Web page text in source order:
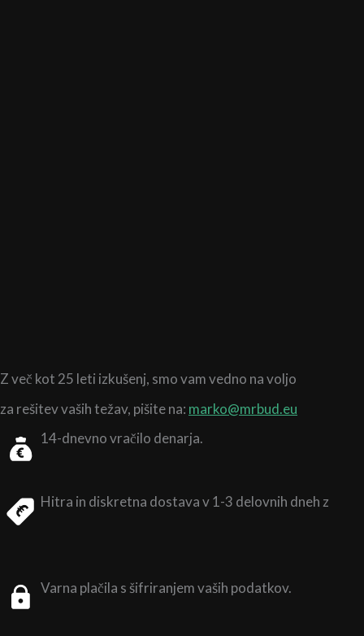
Z več kot 25 leti izkušenj, smo vam vedno na voljo
za rešitev vaših težav, pišite na: marko@mrbud.eu
14-dnevno vračilo denarja.
Hitra in diskretna dostava v 1-3 delovnih dneh z
Varna plačila s šifriranjem vaših podatkov.